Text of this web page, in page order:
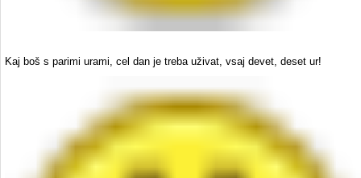
Kaj boš s parimi urami, cel dan je treba uživat, vsaj devet, deset ur!